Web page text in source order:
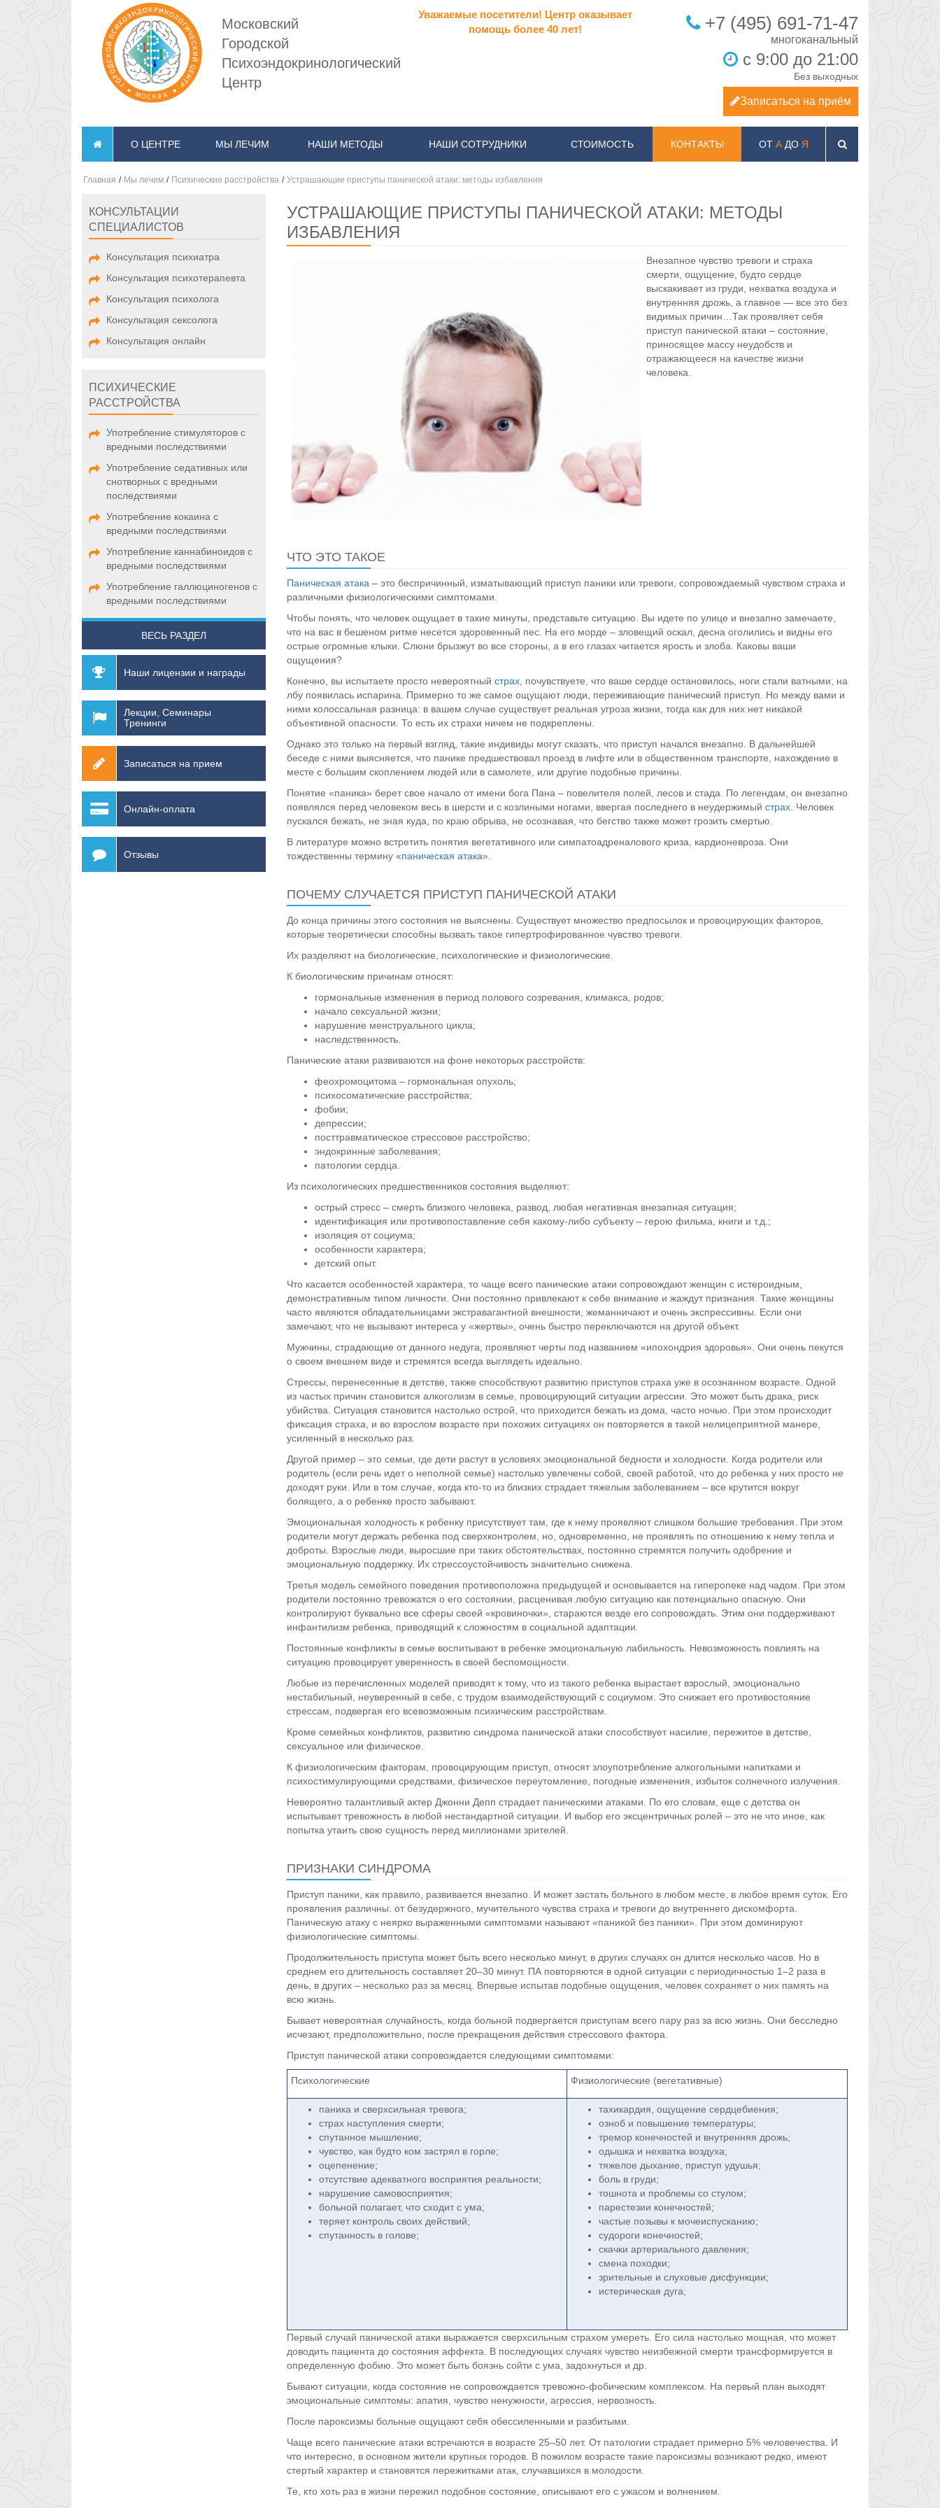
Московский
Городской
Психоэндокринологический
Центр
Уважаемые посетители! Центр оказывает
помощь более 40 лет!
+7 (495) 691-71-47
с 9:00 до 21:00
Без выходных
Записаться на приём
О ЦЕНТРЕ МЫ ЛЕЧИМ НАШИ МЕТОДЫ НАШИ СОТРУДНИКИ СТОИМОСТЬ КОНТАКТЫ ОТ АДО Я
Главная / Мы лечим / Психические расстройства / Устрашающие приступы панической атаки: методы избавления
КОНСУЛЬТАЦИИ
СПЕЦИАЛИСТОВ
Консультация психиатра
Консультация психотерапевта
Консультация психолога
Консультация сексолога
Консультация онлайн
ПСИХИЧЕСКИЕ
РАССТРОЙСТВА
Употребление стимуляторов с
вредными последствиями
Употребление седативных или
снотворных с вредными
последствиями
Употребление кокаина с
вредными последствиями
Употребление каннабиноидов с
вредными последствиями
Употребление галлюциногенов с
вредными последствиями
ВЕСЬ РАЗДЕЛ
Наши лицензии и награды
Лекции, Семинары
Тренинги
Записаться на прием
Онлайн-оплата
Отзывы
УСТРАШАЮЩИЕ ПРИСТУПЫ ПАНИЧЕСКОЙ АТАКИ: МЕТОДЫ
ИЗБАВЛЕНИЯ
Внезапное чувство тревоги и страха
смерти, ощущение, будто сердце
выскакивает из груди, нехватка воздуха и
внутренняя дрожь, а главное — все это без
видимых причин…Так проявляет себя
приступ панической атаки – состояние,
приносящее массу неудобств и
отражающееся на качестве жизни
человека.
ЧТО ЭТО ТАКОЕ
Паническая атака – это беспричинный, изматывающий приступ паники или тревоги, сопровождаемый чувством страха и
различными физиологическими симптомами.
Чтобы понять, что человек ощущает в такие минуты, представьте ситуацию. Вы идете по улице и внезапно замечаете,
что на вас в бешеном ритме несется здоровенный пес. На его морде – зловещий оскал, десна оголились и видны его
острые огромные клыки. Слюни брызжут во все стороны, а в его глазах читается ярость и злоба. Каковы ваши
ощущения?
Конечно, вы испытаете просто невероятный страх, почувствуете, что ваше сердце остановилось, ноги стали ватными, на
лбу появилась испарина. Примерно то же самое ощущают люди, переживающие панический приступ. Но между вами и
ними колоссальная разница: в вашем случае существует реальная угроза жизни, тогда как для них нет никакой
объективной опасности. То есть их страхи ничем не подкреплены.
Однако это только на первый взгляд, такие индивиды могут сказать, что приступ начался внезапно. В дальнейшей
беседе с ними выясняется, что панике предшествовал проезд в лифте или в общественном транспорте, нахождение в
месте с большим скоплением людей или в самолете, или другие подобные причины.
Понятие «паника» берет свое начало от имени бога Пана – повелителя полей, лесов и стада. По легендам, он внезапно
появлялся перед человеком весь в шерсти и с козлиными ногами, ввергая последнего в неудержимый страх. Человек
пускался бежать, не зная куда, по краю обрыва, не осознавая, что бегство также может грозить смертью.
В литературе можно встретить понятия вегетативного или симпатоадреналового криза, кардионевроза. Они
тождественны термину «паническая атака».
ПОЧЕМУ СЛУЧАЕТСЯ ПРИСТУП ПАНИЧЕСКОЙ АТАКИ
До конца причины этого состояния не выяснены. Существует множество предпосылок и провоцирующих факторов,
которые теоретически способны вызвать такое гипертрофированное чувство тревоги.
Их разделяют на биологические, психологические и физиологические.
К биологическим причинам относят:
гормональные изменения в период полового созревания, климакса, родов;
начало сексуальной жизни;
нарушение менструального цикла;
наследственность.
Панические атаки развиваются на фоне некоторых расстройств:
феохромоцитома – гормональная опухоль;
психосоматические расстройства;
фобии;
депрессии;
посттравматическое стрессовое расстройство;
эндокринные заболевания;
патологии сердца.
Из психологических предшественников состояния выделяют:
острый стресс – смерть близкого человека, развод, любая негативная внезапная ситуация;
идентификация или противопоставление себя какому-либо субъекту – герою фильма, книги и т.д.;
изоляция от социума;
особенности характера;
детский опыт.
Что касается особенностей характера, то чаще всего панические атаки сопровождают женщин с истероидным,
демонстративным типом личности. Они постоянно привлекают к себе внимание и жаждут признания. Такие женщины
часто являются обладательницами экстравагантной внешности, жеманничают и очень экспрессивны. Если они
замечают, что не вызывают интереса у «жертвы», очень быстро переключаются на другой объект.
Мужчины, страдающие от данного недуга, проявляют черты под названием «ипохондрия здоровья». Они очень пекутся
о своем внешнем виде и стремятся всегда выглядеть идеально.
Стрессы, перенесенные в детстве, также способствуют развитию приступов страха уже в осознанном возрасте. Одной
из частых причин становится алкоголизм в семье, провоцирующий ситуации агрессии. Это может быть драка, риск
убийства. Ситуация становится настолько острой, что приходится бежать из дома, часто ночью. При этом происходит
фиксация страха, и во взрослом возрасте при похожих ситуациях он повторяется в такой нелицеприятной манере,
усиленный в несколько раз.
Другой пример – это семьи, где дети растут в условиях эмоциональной бедности и холодности. Когда родители или
родитель (если речь идет о неполной семье) настолько увлечены собой, своей работой, что до ребенка у них просто не
доходят руки. Или в том случае, когда кто-то из близких страдает тяжелым заболеванием – все крутится вокруг
болящего, а о ребенке просто забывают.
Эмоциональная холодность к ребенку присутствует там, где к нему проявляют слишком большие требования. При этом
родители могут держать ребенка под сверхконтролем, но, одновременно, не проявлять по отношению к нему тепла и
доброты. Взрослые люди, выросшие при таких обстоятельствах, постоянно стремятся получить одобрение и
эмоциональную поддержку. Их стрессоустойчивость значительно снижена.
Третья модель семейного поведения противоположна предыдущей и основывается на гиперопеке над чадом. При этом
родители постоянно тревожатся о его состоянии, расценивая любую ситуацию как потенциально опасную. Они
контролируют буквально все сферы своей «кровиночки», стараются везде его сопровождать. Этим они поддерживают
инфантилизм ребенка, приводящий к сложностям в социальной адаптации.
Постоянные конфликты в семье воспитывают в ребенке эмоциональную лабильность. Невозможность повлиять на
ситуацию провоцирует уверенность в своей беспомощности.
Любые из перечисленных моделей приводят к тому, что из такого ребенка вырастает взрослый, эмоционально
нестабильный, неуверенный в себе, с трудом взаимодействующий с социумом. Это снижает его противостояние
стрессам, подвергая его всевозможным психическим расстройствам.
Кроме семейных конфликтов, развитию синдрома панической атаки способствует насилие, пережитое в детстве,
сексуальное или физическое.
К физиологическим факторам, провоцирующим приступ, относят злоупотребление алкогольными напитками и
психостимулирующими средствами, физическое переутомление, погодные изменения, избыток солнечного излучения.
Невероятно талантливый актер Джонни Депп страдает паническими атаками. По его словам, еще с детства он
испытывает тревожность в любой нестандартной ситуации. И выбор его эксцентричных ролей – это не что иное, как
попытка утаить свою сущность перед миллионами зрителей.
ПРИЗНАКИ СИНДРОМА
Приступ паники, как правило, развивается внезапно. И может застать больного в любом месте, в любое время суток. Его
проявления различны: от безудержного, мучительного чувства страха и тревоги до внутреннего дискомфорта.
Паническую атаку с неярко выраженными симптомами называют «паникой без паники». При этом доминируют
физиологические симптомы.
Продолжительность приступа может быть всего несколько минут, в других случаях он длится несколько часов. Но в
среднем его длительность составляет 20–30 минут. ПА повторяются в одной ситуации с периодичностью 1–2 раза в
день, в других – несколько раз за месяц. Впервые испытав подобные ощущения, человек сохраняет о них память на
всю жизнь.
Бывает невероятная случайность, когда больной подвергается приступам всего пару раз за всю жизнь. Они бесследно
исчезают, предположительно, после прекращения действия стрессового фактора.
Приступ панической атаки сопровождается следующими симптомами:
Психологические Физиологические (вегетативные)
паника и сверхсильная тревога;
страх наступления смерти;
спутанное мышление;
чувство, как будто ком застрял в горле;
оцепенение;
отсутствие адекватного восприятия реальности;
нарушение самовосприятия;
больной полагает, что сходит с ума;
теряет контроль своих действий;
спутанность в голове;
тахикардия, ощущение сердцебиения;
озноб и повышение температуры;
тремор конечностей и внутренняя дрожь;
одышка и нехватка воздуха;
тяжелое дыхание, приступ удушья;
боль в груди;
тошнота и проблемы со стулом;
парестезии конечностей;
частые позывы к мочеиспусканию;
судороги конечностей;
скачки артериального давления;
смена походки;
зрительные и слуховые дисфункции;
истерическая дуга;
Первый случай панической атаки выражается сверхсильным страхом умереть. Его сила настолько мощная, что может
доводить пациента до состояния аффекта. В последующих случаях чувство неизбежной смерти трансформируется в
определенную фобию. Это может быть боязнь сойти с ума, задохнуться и др.
Бывают ситуации, когда состояние не сопровождается тревожно-фобическим комплексом. На первый план выходят
эмоциональные симптомы: апатия, чувство ненужности, агрессия, нервозность.
После пароксизмы больные ощущают себя обессиленными и разбитыми.
Чаще всего панические атаки встречаются в возрасте 25–50 лет. От патологии страдает примерно 5% человечества. И
что интересно, в основном жители крупных городов. В пожилом возрасте такие пароксизмы возникают редко, имеют
стертый характер и становятся пережитками атак, случавшихся в молодости.
Те, кто хоть раз в жизни пережил подобное состояние, описывают его с ужасом и волнением.